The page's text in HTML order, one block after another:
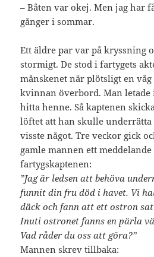
– Båten var okej. Men jag har
gånger i sommar.
Ett äldre par var på kryssning
stormigt. De stod i fartygets
månskenet när plötsligt en
kvinnan överbord. Man letade
hitta henne. Så kaptenen
löftet att han skulle
visste något. Tre veckor gick
gamle mannen ett
fartygskaptenen:
”Jag är ledsen att behöva
funnit din fru död i havet. Vi
däck och fann att ett ostron
Inuti ostronet fanns en pärla
Vad råder du oss att göra?”
Mannen skrev tillbaka: